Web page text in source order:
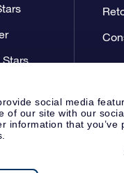
social media
of our site with our
information that you’ve
Stars